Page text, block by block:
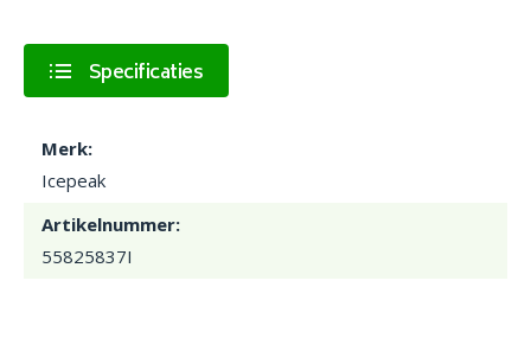
Specificaties
Merk:
Icepeak
Artikelnummer:
55825837I